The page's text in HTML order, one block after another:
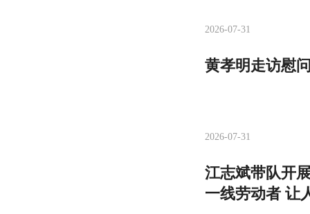
2026-07-31
黄孝明走访慰
2026-07-31
江志斌带队开
一线劳动者 让